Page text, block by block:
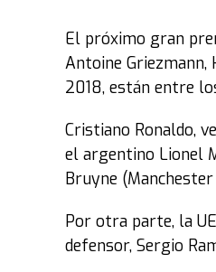
El próximo gran
Antoine Griezmann,
2018, están entre
Cristiano Ronaldo,
el argentino Lionel
Bruyne
Por otra parte, la
defensor, Sergio